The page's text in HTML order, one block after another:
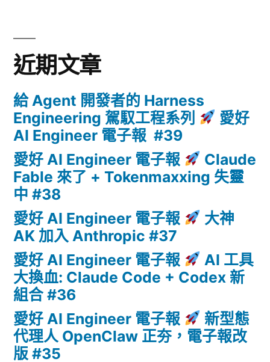
近期文章
給 Agent 開發者的 Harness
Engineering 駕馭工程系列
愛好
AI Engineer 電子報 #39
愛好 AI Engineer 電子報
Claude
Fable 來了 + Tokenmaxxing 失靈
中 #38
愛好 AI Engineer 電子報
大神
AK 加入 Anthropic #37
愛好 AI Engineer 電子報
AI 工具
大換血: Claude Code + Codex 新
組合 #36
愛好 AI Engineer 電子報
新型態
代理人 OpenClaw 正夯，電子報改
版 #35